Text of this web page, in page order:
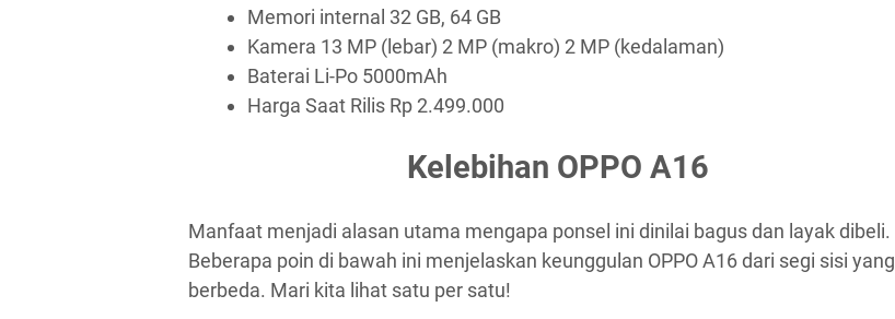
Memori internal 32 GB, 64 GB
Kamera 13 MP (lebar) 2 MP (makro) 2 MP (kedalaman)
Baterai Li-Po 5000mAh
Harga Saat Rilis Rp 2.499.000
Kelebihan OPPO A16
Manfaat menjadi alasan utama mengapa ponsel ini dinilai bagus dan layak dibeli.
Beberapa poin di bawah ini menjelaskan keunggulan OPPO A16 dari segi sisi yang
berbeda. Mari kita lihat satu per satu!